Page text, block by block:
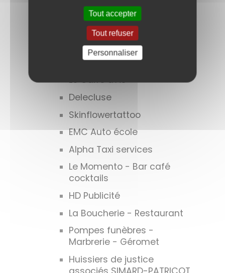
Exatex Style 66
La corbeille à retouches
Audition conseil
Le Longchamp
Le Carré d'As
Delecluse
Skinflowertattoo
EMC Auto école
Alpha Taxi services
Le Momento - Bar café
cocktails
HD Publicité
La Boucherie - Restaurant
Pompes funèbres -
Marbrerie - Géromet
Huissiers de justice
Tout accepter
Tout refuser
Personnaliser